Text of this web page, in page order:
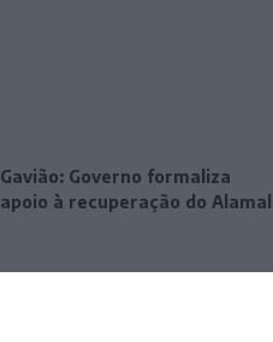
Gavião: Governo formaliza
apoio à recuperação do Alamal